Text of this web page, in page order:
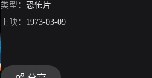
类型： 恐怖片
上映： 1973-03-09